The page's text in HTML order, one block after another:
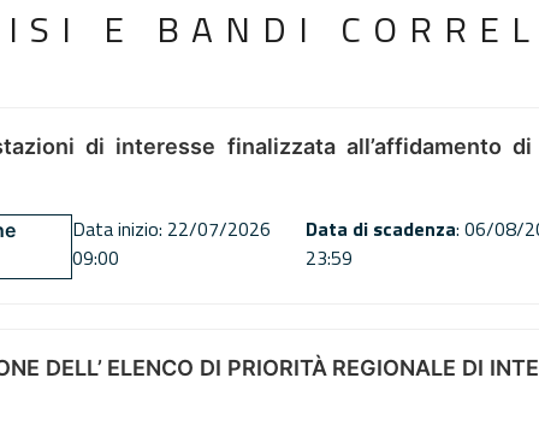
E BANDI
di interesse finalizzata all’affidamento
Data inizio: 22/07/2026
09:00
Data di scadenza: 06/08/
23:59
DELL’ ELENCO DI PRIORITÀ REGIONALE DI